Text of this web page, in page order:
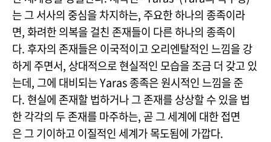
는 그 서사의 중심을 차지하는, 주요한 하나의 종족이라
면, 화려한 의복을 걸친 존재들이 다른 하나의 종족이
다. 후자의 존재들은 이국적이고 오리엔탈적인 느낌을 강
하게 주면서, 상대적으로 현실적인 모습을 조금 더 갖고 있
는데, 그에 대비되는 Yaras 종족은 원시적인 느낌을 준
다. 현실에 존재할 법하거나 그 존재를 상상할 수 있을 법
한 각각의 두 존재를 마주하는, 곧 그 세계에 대한 접면
은 그 기이하고 이질적인 세계가 목도됨에 가깝다.